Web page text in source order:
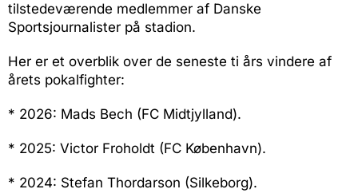
tilstedeværende medlemmer af Danske
Sportsjournalister på stadion.
Her er et overblik over de seneste ti års vindere af
årets pokalfighter:
* 2026: Mads Bech (FC Midtjylland).
* 2025: Victor Froholdt (FC København).
* 2024: Stefan Thordarson (Silkeborg).